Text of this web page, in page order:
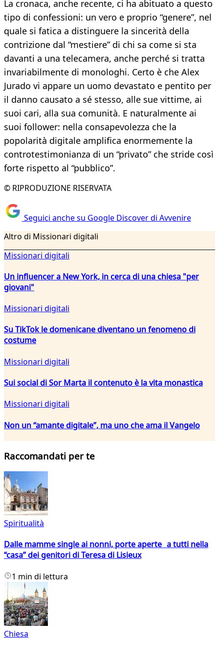
La cronaca, anche recente, ci ha abituato a questo
tipo di confessioni: un vero e proprio “genere”, nel
quale si fatica a distinguere la sincerità della
contrizione dal “mestiere” di chi sa come si sta
davanti a una telecamera, anche perché si tratta
invariabilmente di monologhi. Certo è che Alex
Jurado vi appare un uomo devastato e pentito per
il danno causato a sé stesso, alle sue vittime, ai
suoi cari, alla sua comunità. E naturalmente ai
suoi follower: nella consapevolezza che la
popolarità digitale amplifica enormemente la
controtestimonianza di un “privato” che stride così
forte rispetto al “pubblico”.
© RIPRODUZIONE RISERVATA
Seguici anche su Google Discover di Avvenire
Altro di Missionari digitali
Missionari digitali
Un influencer a New York, in cerca di una chiesa "per
giovani"
Missionari digitali
Su TikTok le domenicane diventano un fenomeno di
costume
Missionari digitali
Sui social di Sor Marta il contenuto è la vita monastica
Missionari digitali
Non un “amante digitale”, ma uno che ama il Vangelo
Raccomandati per te
Spiritualità
Dalle mamme single ai nonni, porte aperte a tutti nella
“casa” dei genitori di Teresa di Lisieux
1 min di lettura
Chiesa